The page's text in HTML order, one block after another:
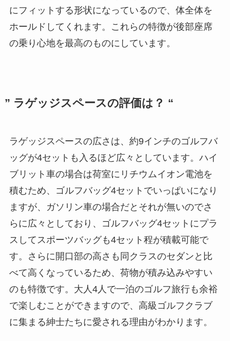
にフィットする形状になっているので、体全体を
ホールドしてくれます。これらの特徴が後部座席
の乗り心地を最高のものにしています。
” ラゲッジスペースの評価は？ “
ラゲッジスペースの広さは、約9インチのゴルフバ
ッグが4セットも入るほど広々としています。ハイ
ブリット車の場合は荷室にリチウムイオン電池を
積むため、ゴルフバッグ4セットでいっぱいになり
ますが、ガソリン車の場合だとそれが無いのでさ
らに広々としており、ゴルフバッグ4セットにプラ
スしてスポーツバッグも4セット程が積載可能で
す。さらに開口部の高さも同クラスのセダンと比
べて高くなっているため、荷物が積み込みやすい
のも特徴です。大人4人で一泊のゴルフ旅行も余裕
で楽しむことができますので、高級ゴルフクラブ
に集まる紳士たちに愛される理由がわかります。